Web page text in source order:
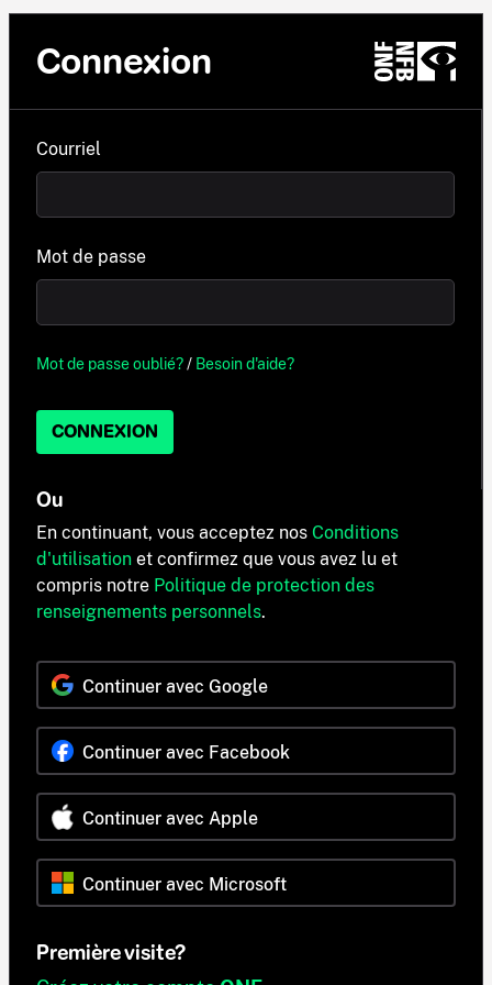
Connexion
Courriel
Mot de passe
Mot de passe oublié?/ Besoin d'aide?
CONNEXION
Ou
En continuant, vous acceptez nos Conditions
d'utilisation et confirmez que vous avez lu et
compris notre Politique de protection des
renseignements personnels.
Continuer avec Google
Continuer avec Facebook
Continuer avec Apple
Continuer avec Microsoft
Première visite?